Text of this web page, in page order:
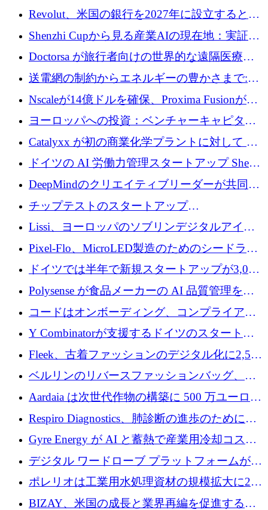
ユーロを超える 70 以上のテクノロジー資金調
Revolut、米国の銀行を2027年に設立すると米
国の社長が語る
Shenzhi Cupから見る産業AIの現在地：実証と
産業実装への道筋
Doctorsa が旅行者向けの世界的な遠隔医療プ
ラットフォームを拡大するために 100 万ユー
ロを調達
送電網の制約からエネルギーの豊かさまで:
Envision の Gobi X がヨーロッパの AI の未来
にどのように貢献できるか
Nscaleが14億ドルを確保、Proxima Fusionが4
億1,100万ユーロを獲得、Invest EuropeはVCの
ヨーロッパへの投資：ベンチャーキャピタル
が過去2番目に高い水準に到達
Catalyxx が初の商業化学プラントに対して EU
から 2,000 万ユーロ以上の支援を獲得
ドイツの AI 労働力管理スタートアップ Sherpa
がプレシードで 220 万ドルを調達
DeepMindのクリエイティブリーダーが共同設
立したAIライティングのスタートアップが
1,300万ドルのシード投資を調達
チップテストのスタートアップ
QuantumDiamondsが株式資金で1,500万ユーロ
を調達
Lissi、ヨーロッパのソブリンデジタルアイデ
ンティティの未来を推進するために350万ユー
ロを調達
Pixel-Flo、MicroLED製造のためのシードラウ
ンドで525万ポンドを獲得
ドイツでは半年で新規スタートアップが3,000
社という記録を目の当たりにし、涙を流すハ
ンブルク
Polysense が食品メーカーの AI 品質管理を拡
張するために 1,070 万ドルを調達
コードはオンボーディング、コンプライアン
ス、支払いを統合するために 640 万ポンドを
Y Combinatorが支援するドイツのスタートア
ップFintoが340万ドルを調達、シリコンバレ
ーではなくミュンヘンを選んだと語る
Fleek、古着ファッションのデジタル化に2,500
万ドルを確保
ベルリンのリバースファッションバッグ、繊
維仕分け規模拡大に7桁の資金調達
Aardaia は次世代作物の構築に 500 万ユーロを
寄付
Respiro Diagnostics、肺診断の進歩のために
100 万ポンドを確保
Gyre Energy が AI と蓄熱で産業用冷却コスト
を削減するために 130 万ドルを調達
デジタル ワードローブ プラットフォームが
1,000 万人のユーザーに到達し、Whering が
700 万ドルを獲得
ポレリオは工業用水処理資材の規模拡大に240
万ユーロを確保
BIZAY、米国の成長と業界再編を促進するた